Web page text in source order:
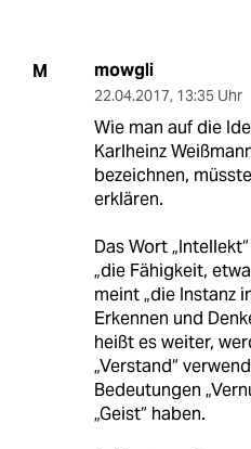
M mowgli
22.04.2017, 13:35 Uhr
Wie man auf die
Karlheinz
bezeichnen,
erklären.
Das Wort
„die Fähigkeit,
meint „die Instanz
Erkennen und
heißt es weiter,
„Verstand“
Bedeutungen
„Geist“ haben.